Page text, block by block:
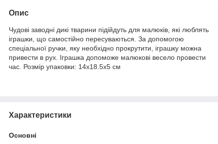
Опис
Чудові заводні дикі тварини підійдуть для малюків, які люблять
іграшки, що самостійно пересуваються. За допомогою
спеціальної ручки, яку необхідно прокрутити, іграшку можна
привести в рух. Іграшка допоможе малюкові весело провести
час. Розмір упаковки: 14х18.5х5 см
Характеристики
Основні